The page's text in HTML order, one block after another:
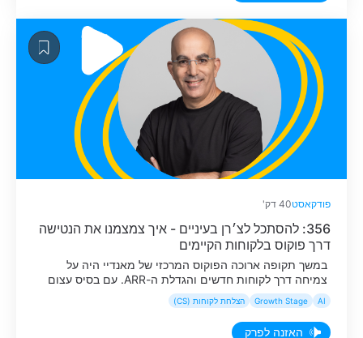
פודקאסט40 דק'
356: להסתכל לצ׳רן בעיניים - איך צמצמנו את הנטישה
דרך פוקוס בלקוחות הקיימים
במשך תקופה ארוכה הפוקוס המרכזי של מאנדיי היה על
צמיחה דרך לקוחות חדשים והגדלת ה-ARR. עם בסיס עצום
של מעל ל-250 אלף לקוחות, רק קצה הפירמידה זכה לליווי
צמוד ופרואקטיבי, בעוד שאר המשתמשים קיבלו מענה בעיקר
כשכבר צצה בעיה בשטח. אבל כשהחברה הגיעה למאסה
AI
Growth Stage הצלחת לקוחות (CS)
האזנה לפרק